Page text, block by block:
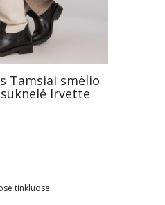
Tamsiai smėlio
Irvette
tinkluose